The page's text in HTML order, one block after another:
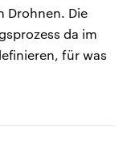
Drohnen. Die
da im
für was